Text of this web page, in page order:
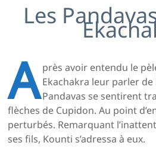
Les
A près avoir entendu le
Ekachakra leur parler
Pandavas se sentirent
flèches de Cupidon. Au point
perturbés. Remarquant
ses fils, Kounti s’adressa à eux.